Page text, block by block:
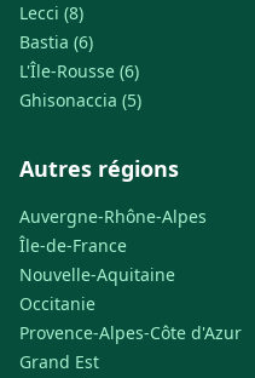
Lecci (8)
Bastia (6)
L'Île-Rousse (6)
Ghisonaccia (5)
Autres régions
Auvergne-Rhône-Alpes
Île-de-France
Nouvelle-Aquitaine
Occitanie
Provence-Alpes-Côte d'Azur
Grand Est